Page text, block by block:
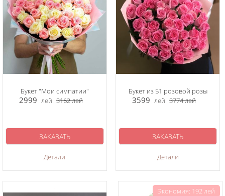
Букет "Мои симпатии"
2999 лей 3162лей
Детали
ЗАКАЗАТЬ
Букет из 51 розовой розы
3599 лей 3774лей
Детали
ЗАКАЗАТЬ
Экономия: 192 лей